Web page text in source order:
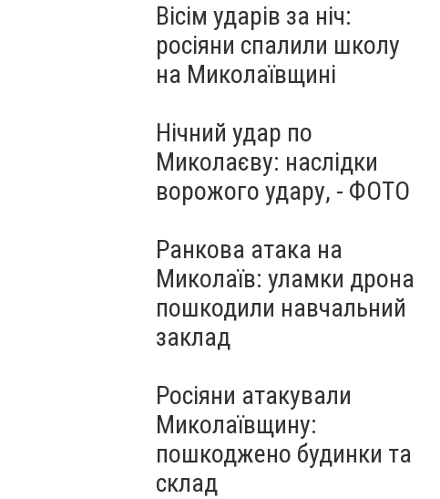
перезавантаження
ПАРТНЕРСЬКИЙ СПЕЦПРОЄКТ
Вісім ударів за ніч:
росіяни спалили школу
на Миколаївщині
Нічний удар по
Миколаєву: наслідки
ворожого удару, - ФОТО
Ранкова атака на
Миколаїв: уламки дрона
пошкодили навчальний
заклад
Росіяни атакували
Миколаївщину:
пошкоджено будинки та
склад